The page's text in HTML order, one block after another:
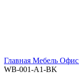
Главная Мебель Офис
WB-001-A1-BK